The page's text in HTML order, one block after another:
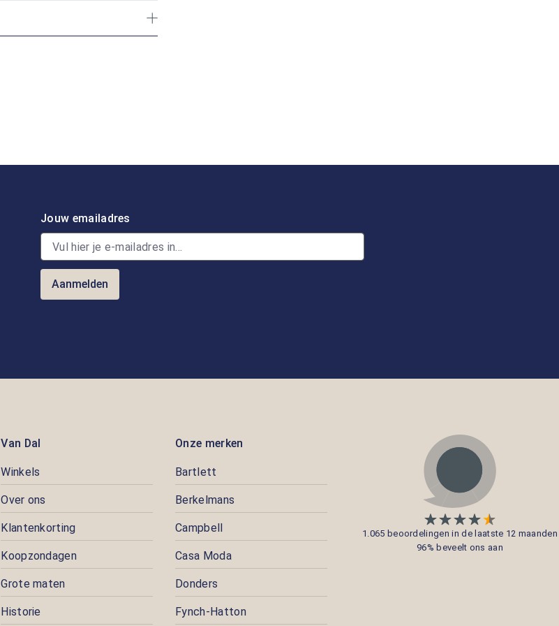
Jouw emailadres
Aanmelden
Van Dal
Winkels
Over ons
Klantenkorting
Koopzondagen
Grote maten
Historie
Onze merken
Bartlett
Berkelmans
Campbell
Casa Moda
Donders
Fynch-Hatton
1.065 beoordelingen in de laatste 12 maanden
96% beveelt ons aan